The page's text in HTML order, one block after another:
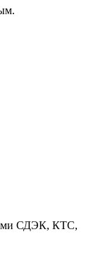
СДЭК, КТС,